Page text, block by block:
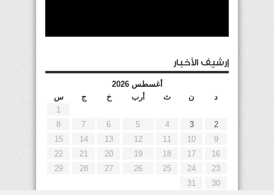
إرشيف الأخبار
أغسطس 2026
د
ن ث أرب خ ج
س
1
2
3
4
5
6
7
8
9
10
11
12
13
14
15
16
17
18
19
20
21
22
23
24
25
26
27
28
29
30
31